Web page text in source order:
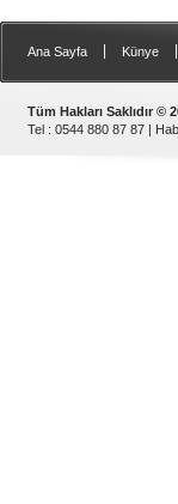
Ana Sayfa Künye
Tüm Hakları Saklıdır ©
Tel : 0544 880 87 87 |